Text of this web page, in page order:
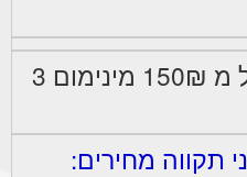
מחיר מנוף לשעה החל מ 150₪ מינימום 3
תקווה מחירים: